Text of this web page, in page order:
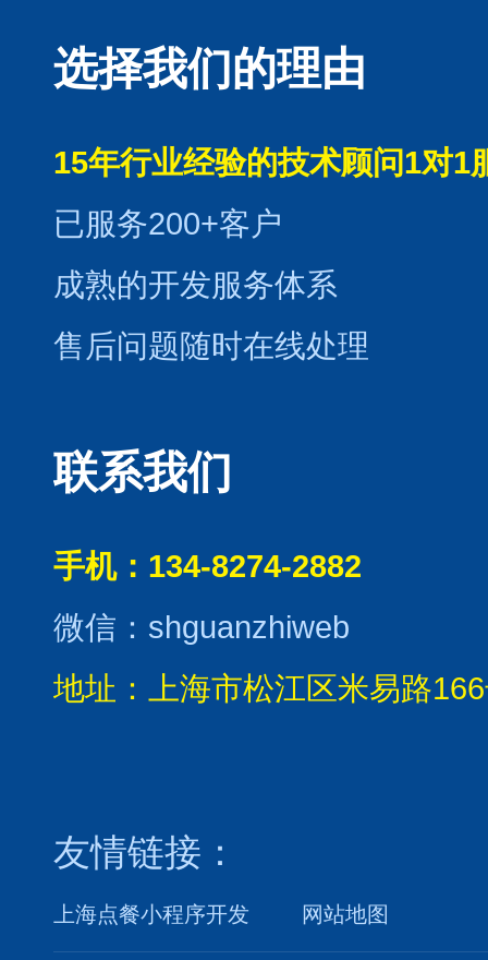
选择我们的理由
15年行业经验的技术顾问1对1
已服务200+客户
成熟的开发服务体系
售后问题随时在线处理
联系我们
手机：134-8274-2882
微信：shguanzhiweb
地址：上海市松江区米易路
友情链接：
上海点餐小程序开发 网站地图